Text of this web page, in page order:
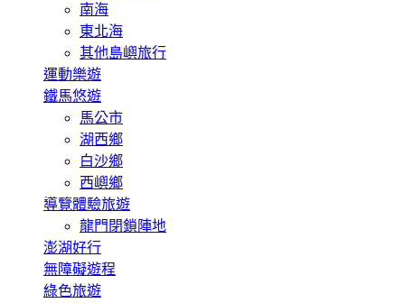
南海
東北海
其他島嶼旅行
運動樂遊
鐵馬悠遊
馬公市
湖西鄉
白沙鄉
西嶼鄉
導覽體驗旅遊
龍門閉鎖陣地
澎湖好行
無障礙遊程
綠色旅遊